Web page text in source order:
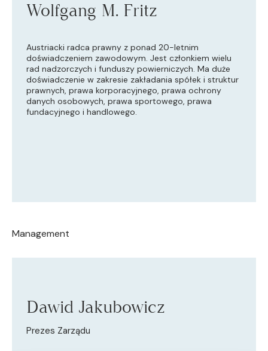
Wolfgang M. Fritz
Austriacki radca prawny z ponad 20-letnim
doświadczeniem zawodowym. Jest członkiem wielu
rad nadzorczych i funduszy powierniczych. Ma duże
doświadczenie w zakresie zakładania spółek i struktur
prawnych, prawa korporacyjnego, prawa ochrony
danych osobowych, prawa sportowego, prawa
fundacyjnego i handlowego.
Management
Dawid Jakubowicz
Prezes Zarządu